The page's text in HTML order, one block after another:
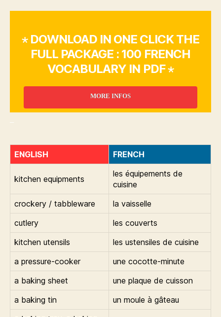
⋆ DOWNLOAD IN ONE CLICK THE
FULL PACKAGE : 100 FRENCH
VOCABULARY IN PDF ⋆
MORE INFOS
ENGLISH FRENCH
kitchen equipments
les équipements de
cuisine
crockery / tabbleware
la vaisselle
cutlery
les couverts
kitchen utensils
les ustensiles de cuisine
a pressure-cooker
une cocotte-minute
a baking sheet
une plaque de cuisson
a baking tin
un moule à gâteau